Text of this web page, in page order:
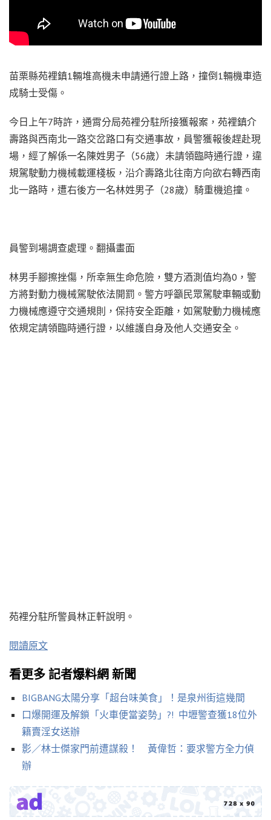
苗栗縣苑裡鎮1輛堆高機未申請通行證上路，撞倒1輛機車造
成騎士受傷。
今日上午7時許，通霄分局苑裡分駐所接獲報案，苑裡鎮介
壽路與西南北一路交岔路口有交通事故，員警獲報後趕赴現
場，經了解係一名陳姓男子（56歲）未請領臨時通行證，違
規駕駛動力機械載運棧板，沿介壽路北往南方向欲右轉西南
北一路時，遭右後方一名林姓男子（28歲）騎重機追撞。
員警到場調查處理。翻攝畫面
林男手腳擦挫傷，所幸無生命危險，雙方酒測值均為0，警
方將對動力機械駕駛依法開罰。警方呼籲民眾駕駛車輛或動
力機械應遵守交通規則，保持安全距離，如駕駛動力機械應
依規定請領臨時通行證，以維護自身及他人交通安全。
苑裡分駐所警員林正軒說明。
閱讀原文
看更多 記者爆料網 新聞
BIGBANG太陽分享「超台味美食」！是泉州街這幾間
口爆開運及解鎖「火車便當姿勢」?! 中壢警查獲18位外
籍賣淫女送辦
影／林士傑家門前遭謀殺！ 黃偉哲：要求警方全力偵
辦